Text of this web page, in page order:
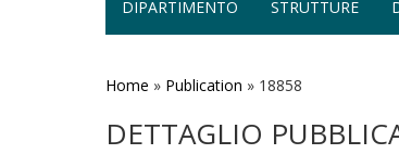
DIPARTIMENTO STRUTTURE
Home » Publication » 18858
DETTAGLIO